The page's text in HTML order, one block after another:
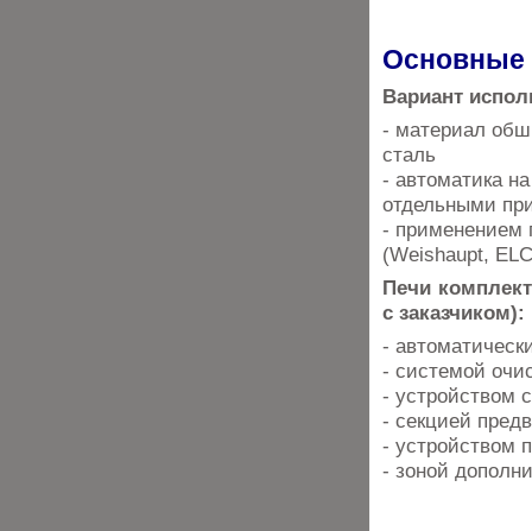
Основные
Вариант
- материал
сталь
- автоматика
отдельными
- применением
(Weishaupt,
Печи
с заказчиком):
-
- системой
- устройством
- секцией
- устройством
- зоной